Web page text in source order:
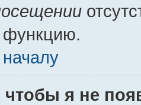
функцию.
чтобы я не